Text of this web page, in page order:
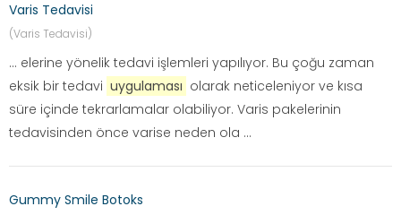
Varis Tedavisi
(Varis Tedavisi)
... elerine yönelik tedavi işlemleri yapılıyor. Bu çoğu zaman
eksik bir tedavi uygulaması olarak neticeleniyor ve kısa
süre içinde tekrarlamalar olabiliyor. Varis pakelerinin
tedavisinden önce varise neden ola ...
Gummy Smile Botoks